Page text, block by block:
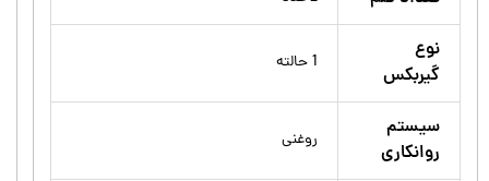
نوع
گیربکس
1 حالته
سیستم
روانکاری
روغنی